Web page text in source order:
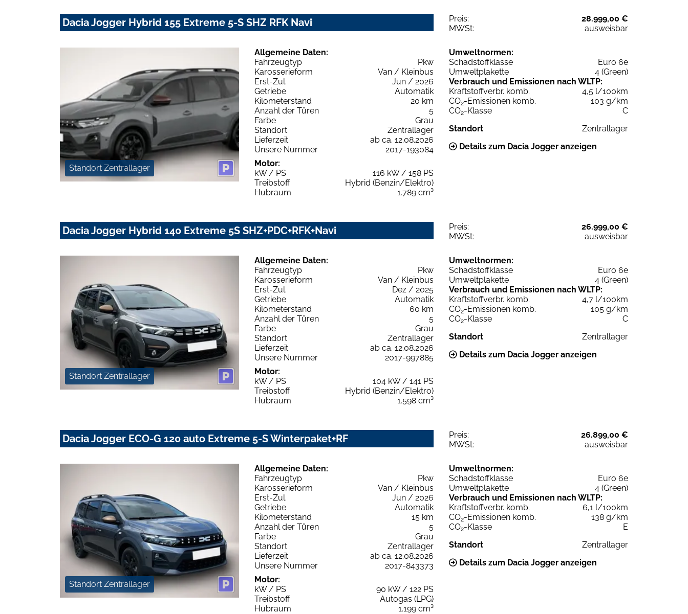
Dacia Jogger Hybrid 155 Extreme 5-S SHZ RFK Navi Preis:
28.999,00 €
MWSt:
ausweisbar
Standort Zentrallager
Allgemeine Daten:
Fahrzeugtyp
Pkw
Karosserieform
Van / Kleinbus
Erst-Zul.
Jun / 2026
Getriebe
Automatik
Kilometerstand
20 km
Anzahl der Türen
5
Farbe
Grau
Standort
Zentrallager
Lieferzeit
ab ca. 12.08.2026
Unsere Nummer
2017-193084
Motor:
kW / PS
116 kW / 158 PS
Treibstoff
Hybrid (Benzin/Elektro)
Hubraum
1.789 cm³
Umweltnormen:
Schadstoffklasse
Euro 6e
Umweltplakette
4 (Green)
Verbrauch und Emissionen nach WLTP:
Kraftstoffverbr. komb.
4,5 l/100km
CO2-Emissionen komb.
103 g/km
CO2-Klasse
C
Standort
Zentrallager
Details zum Dacia Jogger anzeigen
Dacia Jogger Hybrid 140 Extreme 5S SHZ+PDC+RFK+Navi Preis:
26.999,00 €
MWSt:
ausweisbar
Standort Zentrallager
Allgemeine Daten:
Fahrzeugtyp
Pkw
Karosserieform
Van / Kleinbus
Erst-Zul.
Dez / 2025
Getriebe
Automatik
Kilometerstand
60 km
Anzahl der Türen
5
Farbe
Grau
Standort
Zentrallager
Lieferzeit
ab ca. 12.08.2026
Unsere Nummer
2017-997885
Motor:
kW / PS
104 kW / 141 PS
Treibstoff
Hybrid (Benzin/Elektro)
Hubraum
1.598 cm³
Umweltnormen:
Schadstoffklasse
Euro 6e
Umweltplakette
4 (Green)
Verbrauch und Emissionen nach WLTP:
Kraftstoffverbr. komb.
4,7 l/100km
CO2-Emissionen komb.
105 g/km
CO2-Klasse
C
Standort
Zentrallager
Details zum Dacia Jogger anzeigen
Dacia Jogger ECO-G 120 auto Extreme 5-S Winterpaket+RF Preis:
26.899,00 €
MWSt:
ausweisbar
Standort Zentrallager
Allgemeine Daten:
Fahrzeugtyp
Pkw
Karosserieform
Van / Kleinbus
Erst-Zul.
Jun / 2026
Getriebe
Automatik
Kilometerstand
15 km
Anzahl der Türen
5
Farbe
Grau
Standort
Zentrallager
Lieferzeit
ab ca. 12.08.2026
Unsere Nummer
2017-843373
Motor:
kW / PS
90 kW / 122 PS
Treibstoff
Autogas (LPG)
Hubraum
1.199 cm³
Umweltnormen:
Schadstoffklasse
Euro 6e
Umweltplakette
4 (Green)
Verbrauch und Emissionen nach WLTP:
Kraftstoffverbr. komb.
6,1 l/100km
CO2-Emissionen komb.
138 g/km
CO2-Klasse
E
Standort
Zentrallager
Details zum Dacia Jogger anzeigen